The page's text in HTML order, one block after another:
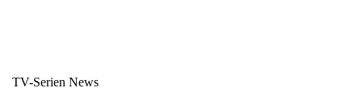
TV-Serien News